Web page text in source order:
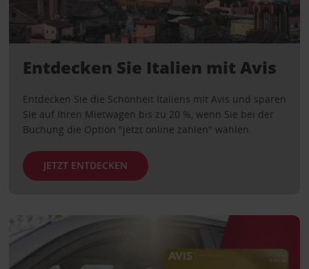
Entdecken Sie Italien mit Avis
Entdecken Sie die Schönheit Italiens mit Avis und sparen
Sie auf Ihren Mietwagen bis zu 20 %, wenn Sie bei der
Buchung die Option "jetzt online zahlen" wählen.
JETZT ENTDECKEN